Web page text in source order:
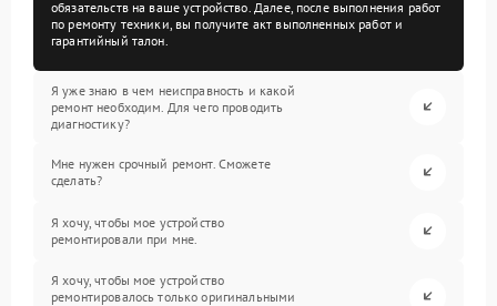
обязательств на ваше устройство. Далее, после выполнения работ
по ремонту техники, вы получите акт выполненных работ и
гарантийный талон.
Я уже знаю в чем неисправность и какой
ремонт необходим. Для чего проводить
диагностику?
Мне нужен срочный ремонт. Сможете
сделать?
Я хочу, чтобы мое устройство
ремонтировали при мне.
Я хочу, чтобы мое устройство
ремонтировалось только оригинальными